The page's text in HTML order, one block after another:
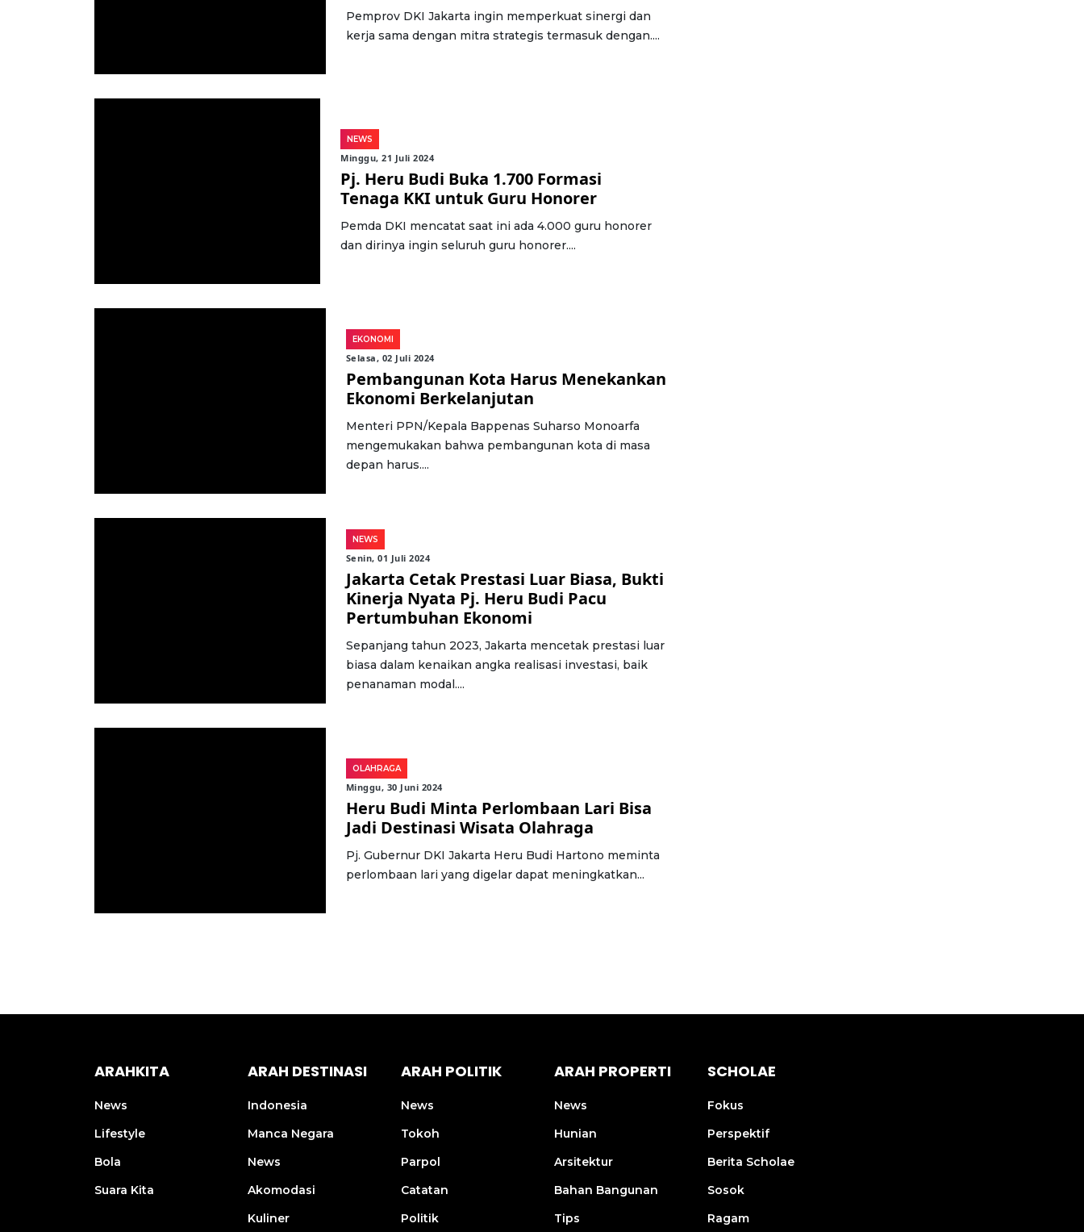
Pemprov DKI Jakarta ingin memperkuat sinergi dan
kerja sama dengan mitra strategis termasuk dengan....
NEWS
Minggu, 21 Juli 2024
Pj. Heru Budi Buka 1.700 Formasi
Tenaga KKI untuk Guru Honorer
Pemda DKI mencatat saat ini ada 4.000 guru honorer
dan dirinya ingin seluruh guru honorer....
EKONOMI
Selasa, 02 Juli 2024
Pembangunan Kota Harus Menekankan
Ekonomi Berkelanjutan
Menteri PPN/Kepala Bappenas Suharso Monoarfa
mengemukakan bahwa pembangunan kota di masa
depan harus....
NEWS
Senin, 01 Juli 2024
Jakarta Cetak Prestasi Luar Biasa, Bukti
Kinerja Nyata Pj. Heru Budi Pacu
Pertumbuhan Ekonomi
Sepanjang tahun 2023, Jakarta mencetak prestasi luar
biasa dalam kenaikan angka realisasi investasi, baik
penanaman modal....
OLAHRAGA
Minggu, 30 Juni 2024
Heru Budi Minta Perlombaan Lari Bisa
Jadi Destinasi Wisata Olahraga
Pj. Gubernur DKI Jakarta Heru Budi Hartono meminta
perlombaan lari yang digelar dapat meningkatkan...
ARAHKITA
News
Lifestyle
Bola
Suara Kita
ARAH DESTINASI
Indonesia
Manca Negara
News
Akomodasi
Kuliner
ARAH POLITIK
News
Tokoh
Parpol
Catatan
Politik
ARAH PROPERTI
News
Hunian
Arsitektur
Bahan Bangunan
Tips
SCHOLAE
Fokus
Perspektif
Berita Scholae
Sosok
Ragam